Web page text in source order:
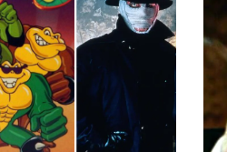
SERIEN AM
(TEIL 05)